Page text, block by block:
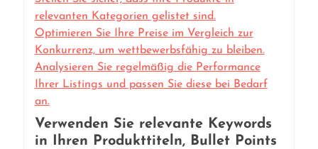
relevanten Kategorien gelistet sind.
Optimieren Sie Ihre Preise im Vergleich zur
Konkurrenz, um wettbewerbsfähig zu bleiben.
Analysieren Sie regelmäßig die Performance
Ihrer Listings und passen Sie diese bei Bedarf
an.
Verwenden Sie relevante Keywords
in Ihren Produkttiteln, Bullet Points